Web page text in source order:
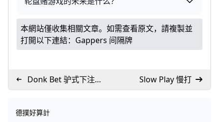
本網站僅收集相關文章。如需查看原文，請複製並
打開以下連結： Gappers 间隔牌
Donk Bet 驴式下注 /
领先下注
Slow Play 慢打
德撲好算計